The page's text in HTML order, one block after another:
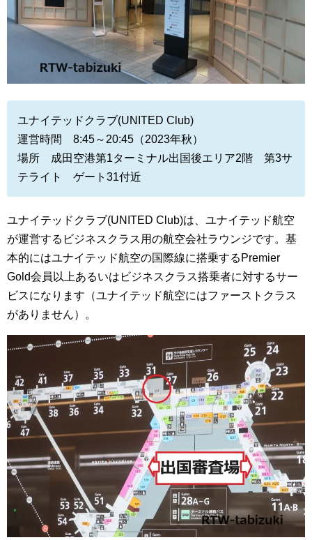
ユナイテッドクラブ(UNITED Club)
運営時間 8:45～20:45（2023年秋）
場所 成田空港第1ターミナル出国後エリア2階 第3サ
テライト ゲート31付近
ユナイテッドクラブ(UNITED Club)は、ユナイテッド航空
が運営するビジネスクラス用の航空会社ラウンジです。基
本的にはユナイテッド航空の国際線に搭乗するPremier
Gold会員以上あるいはビジネスクラス搭乗者に対するサー
ビスになります（ユナイテッド航空にはファーストクラス
がありません）。